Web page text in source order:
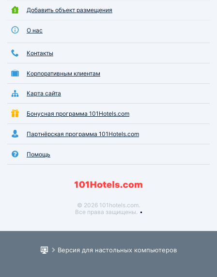
Добавить объект размещения
О нас
Контакты
Корпоративным клиентам
Карта сайта
Бонусная программа 101Hotels.com
Партнёрская программа 101Hotels.com
Помощь
© 2026 101hotels.com.
Все права защищены.
Версия для настольных компьютеров